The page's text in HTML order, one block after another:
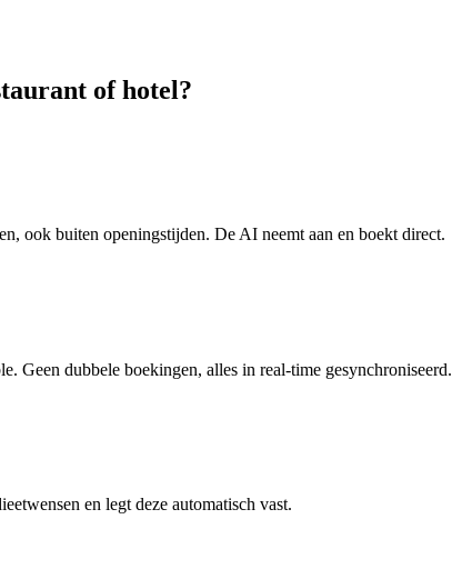
of hotel?
ook buiten openingstijden. De AI neemt aan en boekt direct.
Geen dubbele boekingen, alles in real-time gesynchroniseerd.
en legt deze automatisch vast.